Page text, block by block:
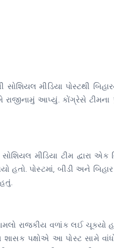
સોશિયલ મીડિયા પોસ્ટથી
રાજીનામું આપ્યું. કોંગ્રેસે
મીડિયા ટીમ દ્વારા એક
હતો. પોસ્ટમાં, બીડી અને
રાજકીય વળાંક લઈ ચૂક્યો
પક્ષોએ આ પોસ્ટ સામે વાંધો